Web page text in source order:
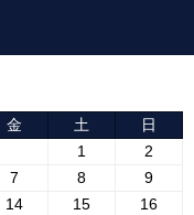
金 土
日
1
2
7 8
9
14 15
16